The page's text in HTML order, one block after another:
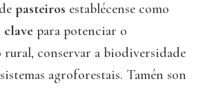
pasteiros establécense como
para potenciar o
rural, conservar a biodiversidade
agroforestais. Tamén son